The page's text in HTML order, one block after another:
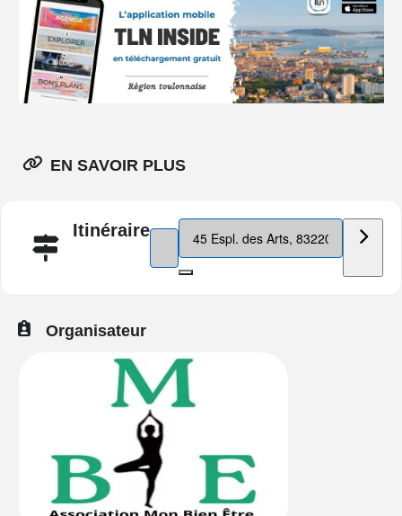
EN SAVOIR PLUS
ItinéraireAddress - Salon du bien-être 2025 []
Destination Address - Salon du
Organisateur